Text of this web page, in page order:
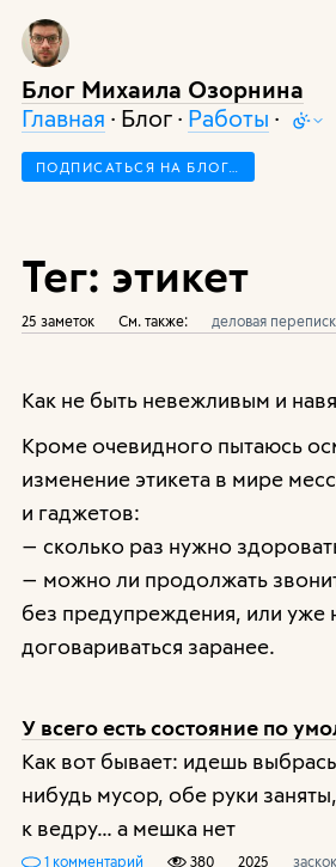
Блог Михаила Озорнина
Главная · Блог · Работы ·
ПОДПИСАТЬСЯ НА БЛОГ…
Тег: этикет
25 заметок См. также: деловая
Как не быть невежливым и
Кроме очевидного пытаюсь
изменение этикета в мире
и гаджетов:
— сколько раз нужно
— можно ли продолжать
без предупреждения, или уже
договариваться заранее.
У всего есть состояние по
Как вот бывает: идешь
нибудь мусор, обе руки
к ведру… а мешка нет
1 комментарий 380 2025